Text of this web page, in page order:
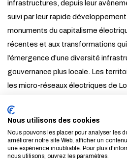
infrastructures, depuis leur
suivi par leur rapide
monuments du capitalisme
récentes et aux transformations
l’émergence d’une diversité
gouvernance plus locale. Les
les micro-réseaux électriques de
domestiques, qui redessinent des
réappropriation et des nouveaux
Ces réalisations bouleversent les
Nous utilisons des cookies
Nous pouvons les placer pour analyser les
améliorer notre site Web, afficher un
une expérience inoubliable. Pour plus
nous utilisons, ouvrez les paramètres.